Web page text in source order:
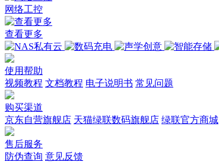
网络工控
查看更多
使用帮助
视频教程 文档教程 电子说明书 常见问题
购买渠道
京东自营旗舰店 天猫绿联数码旗舰店 绿联官方商城
售后服务
防伪查询 意见反馈